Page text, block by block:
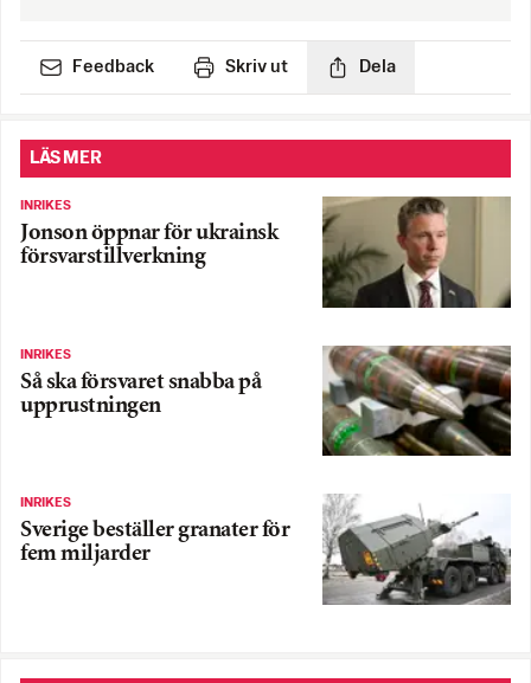
Feedback Skriv ut Dela
LÄS MER
INRIKES
Jonson öppnar för ukrainsk
försvarstillverkning
INRIKES
Så ska försvaret snabba på
upprustningen
INRIKES
Sverige beställer granater för
fem miljarder